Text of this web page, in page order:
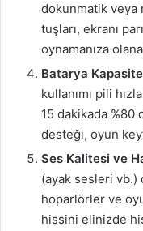
dokunmatik
tuşları, ekranı
oynamanıza
Batarya
kullanımı pili
15 dakikada %80
desteği, oyun
Ses Kalitesi ve
(ayak sesleri
hoparlörler ve
hissini elinizde